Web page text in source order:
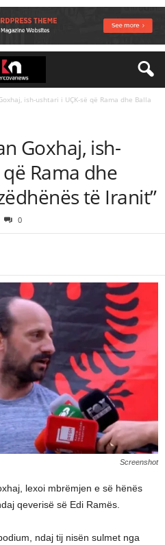
ish-ushtari i UÇK-së që Rama dhe Balla
Goxhaj, ish-
Rama dhe
të Iranit”
0
Screenshot
lexoi mbrëmjen e së hënës
qeverisë së Edi Ramës.
ndaj tij nisën sulmet nga